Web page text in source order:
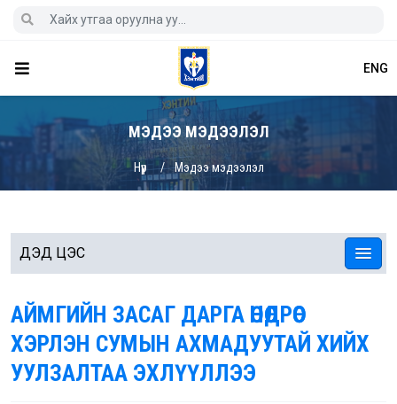
ENG
МЭДЭЭ МЭДЭЭЛЭЛ
Нүүр Мэдээ мэдээлэл
ДЭД ЦЭС
АЙМГИЙН ЗАСАГ ДАРГА ӨНӨӨДРӨӨС
ХЭРЛЭН СУМЫН АХМАДУУТАЙ ХИЙХ
УУЛЗАЛТАА ЭХЛҮҮЛЛЭЭ